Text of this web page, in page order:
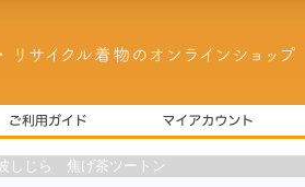
しじら 焦げ茶ツートン